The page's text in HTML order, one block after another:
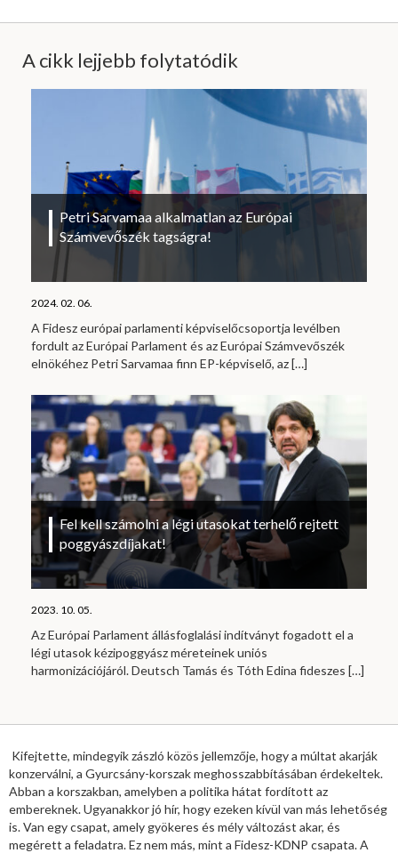
A cikk lejjebb folytatódik
Petri Sarvamaa alkalmatlan az Európai
Számvevőszék tagságra!
2024. 02. 06.
A Fidesz európai parlamenti képviselőcsoportja levélben
fordult az Európai Parlament és az Európai Számvevőszék
elnökéhez Petri Sarvamaa finn EP-képviselő, az[…]
Fel kell számolni a légi utasokat terhelő rejtett
poggyászdíjakat!
2023. 10. 05.
Az Európai Parlament állásfoglalási indítványt fogadott el a
légi utasok kézipoggyász méreteinek uniós
harmonizációjáról. Deutsch Tamás és Tóth Edina fideszes […]
Kifejtette, mindegyik zászló közös jellemzője, hogy a múltat akarják
konzerválni, a Gyurcsány-korszak meghosszabbításában érdekeltek.
Abban a korszakban, amelyben a politika hátat fordított az
embereknek. Ugyanakkor jó hír, hogy ezeken kívül van más lehetőség
is. Van egy csapat, amely gyökeres és mély változást akar, és
megérett a feladatra. Ez nem más, mint a Fidesz-KDNP csapata. A